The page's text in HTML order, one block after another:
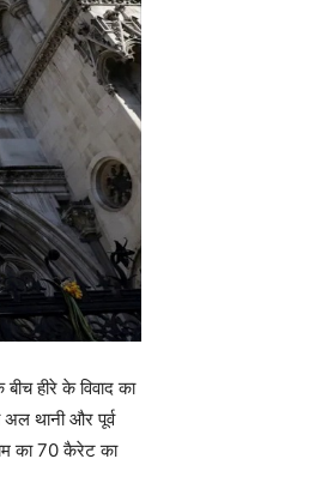
हीरे के विवाद का
थानी और पूर्व
का 70 कैरेट का